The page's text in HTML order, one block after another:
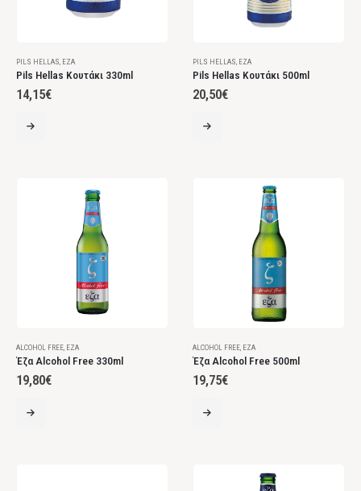
PILS HELLAS ΈΖΑ
Pils Hellas Κουτάκι 330ml
14,15€
PILS HELLAS ΈΖΑ
Pils Hellas Κουτάκι 500ml
20,50€
ALCOHOL FREE ΈΖΑ
Έζα Alcohol Free 330ml
19,80€
ALCOHOL FREE ΈΖΑ
Έζα Alcohol Free 500ml
19,75€